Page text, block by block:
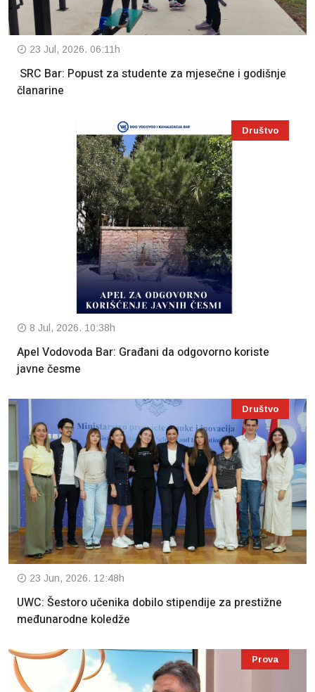
23 Jul, 2026. 06:11h
SRC Bar: Popust za studente za mjesečne i godišnje
članarine
Društvo
8 Jul, 2026. 10:38h
Apel Vodovoda Bar: Građani da odgovorno koriste
javne česme
Društvo
23 Jun, 2026. 12:48h
UWC: Šestoro učenika dobilo stipendije za prestižne
međunarodne koledže
Prova